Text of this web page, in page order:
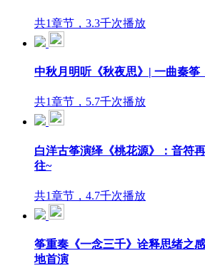
共1章节，3.3千次播放
中秋月明听《秋夜思》| 一曲秦筝
共1章节，5.7千次播放
白洋古筝演绎《桃花源》：音符
往~
共1章节，4.7千次播放
筝重奏《一念三千》诠释思绪之
地首演